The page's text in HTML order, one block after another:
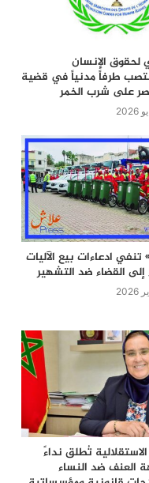
لحقوق الإنسان
طرفاً مدنياً في قضية
على شرب الخمر
ادعاءات بيع الآليات
إلى القضاء ضد التشهير
تُطلق نداءً
العنف ضد النساء